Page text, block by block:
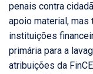
penais contra
apoio material,
instituições
primária para a
atribuições da